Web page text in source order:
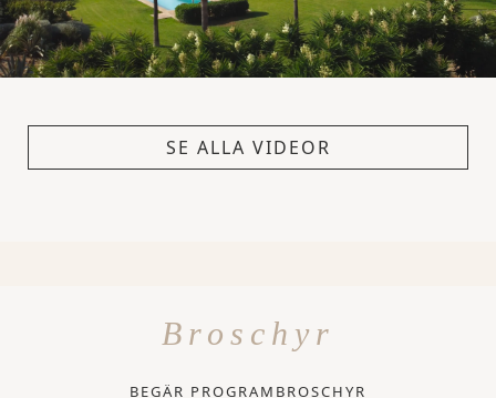
SE ALLA VIDEOR
Broschyr
BEGÄR PROGRAMBROSCHYR